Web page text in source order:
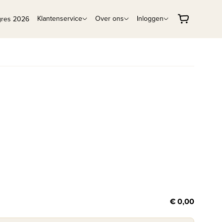
2026 Klantenservice Over ons Inloggen
€ 0,00